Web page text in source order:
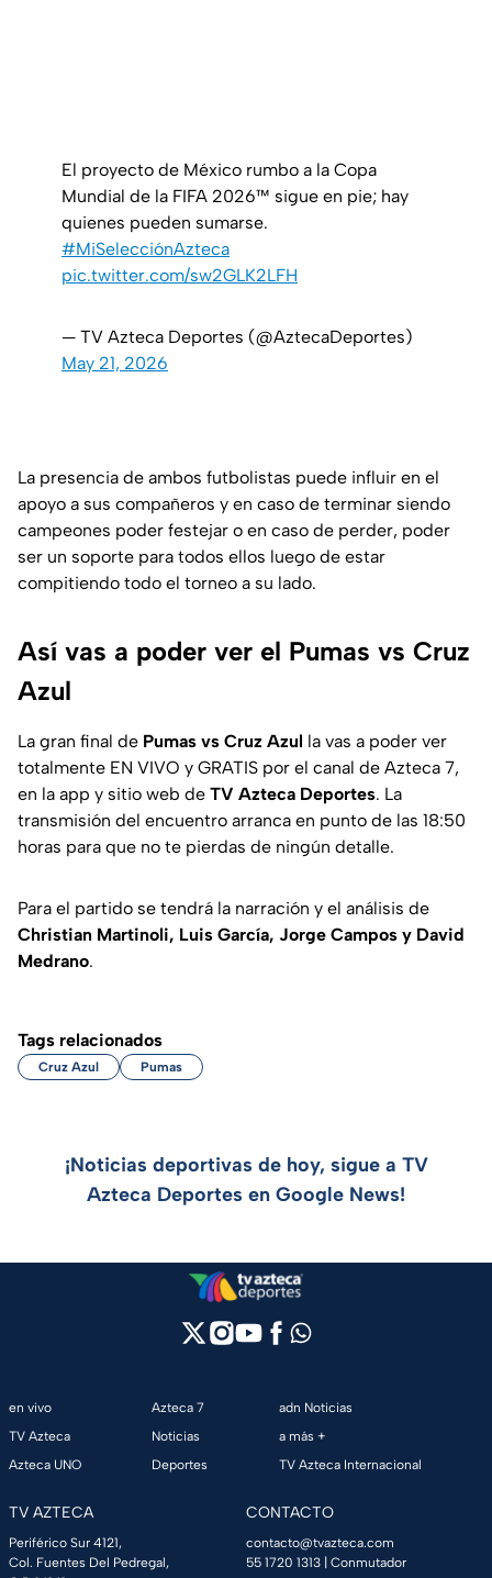
El proyecto de México rumbo a la Copa
Mundial de la FIFA 2026™ sigue en pie; hay
quienes pueden sumarse.
#MiSelecciónAzteca
pic.twitter.com/sw2GLK2LFH
— TV Azteca Deportes (@AztecaDeportes)
May 21, 2026
La presencia de ambos futbolistas puede influir en el
apoyo a sus compañeros y en caso de terminar siendo
campeones poder festejar o en caso de perder, poder
ser un soporte para todos ellos luego de estar
compitiendo todo el torneo a su lado.
Así vas a poder ver el Pumas vs Cruz
Azul
La gran final de Pumas vs Cruz Azul la vas a poder ver
totalmente EN VIVO y GRATIS por el canal de Azteca 7,
en la app y sitio web de TV Azteca Deportes. La
transmisión del encuentro arranca en punto de las 18:50
horas para que no te pierdas de ningún detalle.
Para el partido se tendrá la narración y el análisis de
Christian Martinoli, Luis García, Jorge Campos y David
Medrano.
Tags relacionados
Cruz Azul Pumas
¡Noticias deportivas de hoy, sigue a TV
Azteca Deportes en Google News!
en vivo
TV Azteca
Azteca UNO
Azteca 7
Noticias
Deportes
adn Noticias
a más +
TV Azteca Internacional
TV AZTECA
Periférico Sur 4121,
Col. Fuentes Del Pedregal,
CONTACTO
contacto@tvazteca.com
55 1720 1313 | Conmutador